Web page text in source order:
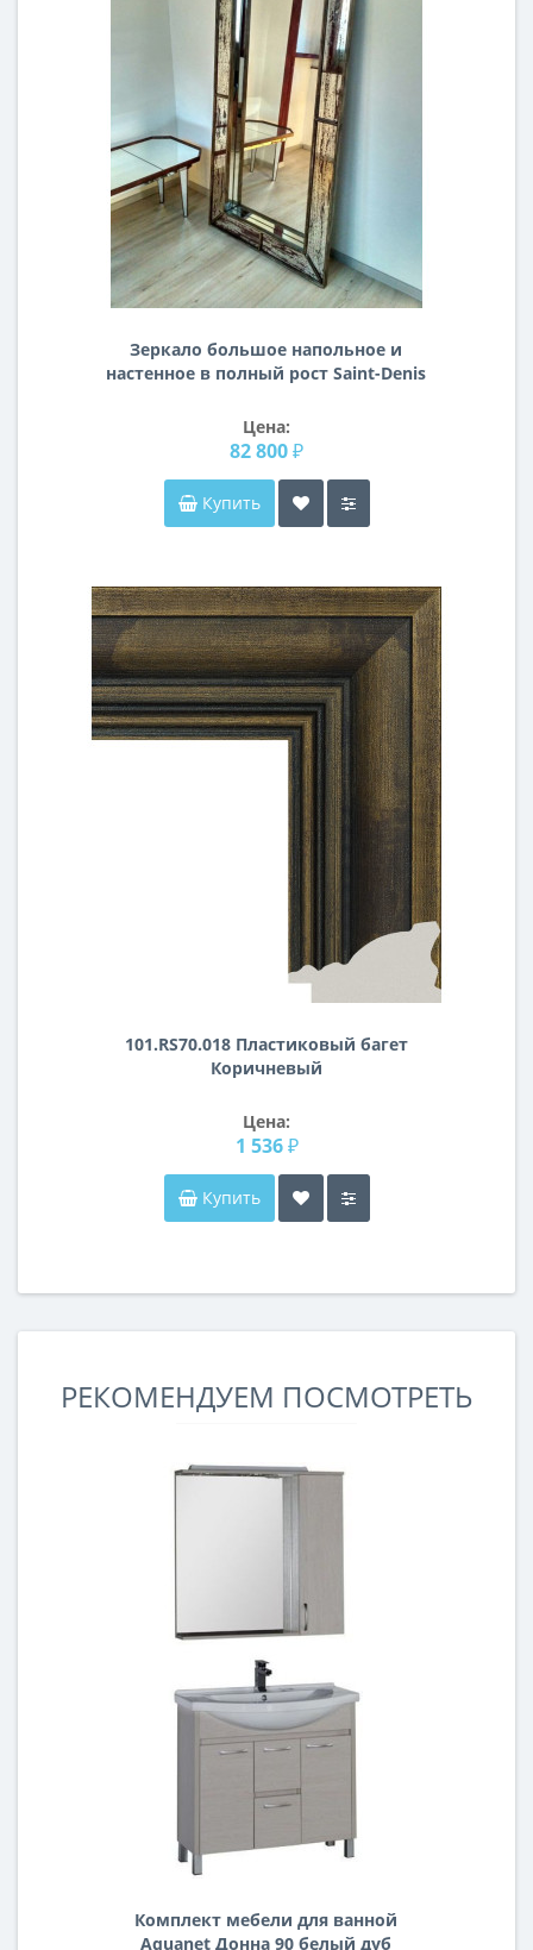
Зеркало большое напольное и
настенное в полный рост Saint-Denis
Цена:
82 800 ₽
Купить
101.RS70.018 Пластиковый багет
Коричневый
Цена:
1 536 ₽
Купить
РЕКОМЕНДУЕМ ПОСМОТРЕТЬ
Комплект мебели для ванной
Aquanet Донна 90 белый дуб